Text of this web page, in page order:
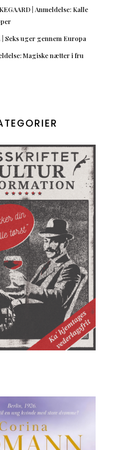
| Anmeldelse: Kalle
| Seks uger gennem Europa
Magiske nætter i fru